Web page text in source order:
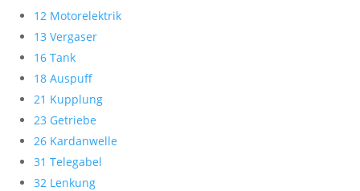
12 Motorelektrik
13 Vergaser
16 Tank
18 Auspuff
21 Kupplung
23 Getriebe
26 Kardanwelle
31 Telegabel
32 Lenkung